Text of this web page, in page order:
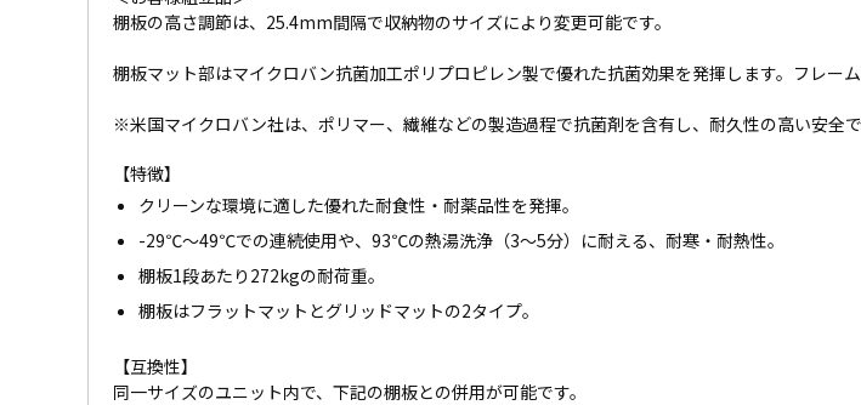
棚板の高さ調節は、25.4mm間隔で収納物のサイズにより変更可能です。
棚板マット部はマイクロバン抗菌加工ポリプロピレン製で優れた抗菌効果を発揮します。フレー
※米国マイクロバン社は、ポリマー、繊維などの製造過程で抗菌剤を含有し、耐久性の高い安全
【特徴】
クリーンな環境に適した優れた耐食性・耐薬品性を発揮。
-29℃～49℃での連続使用や、93℃の熱湯洗浄（3～5分）に耐える、耐寒・耐熱性。
棚板1段あたり272kgの耐荷重。
棚板はフラットマットとグリッドマットの2タイプ。
【互換性】
同一サイズのユニット内で、下記の棚板との併用が可能です。